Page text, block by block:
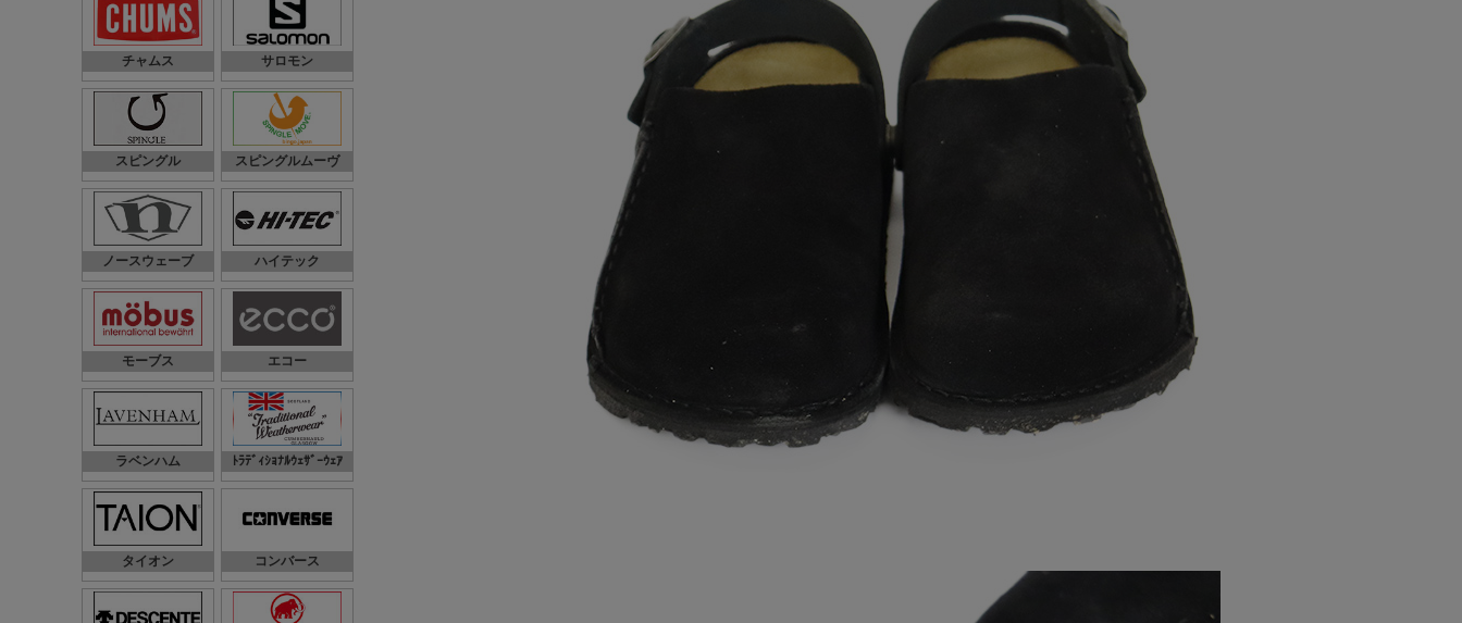
チャムス サロモン
スピングル スピングルムーヴ
ノースウェーブ ハイテック
モーブス エコー
ラベンハム ﾄﾗﾃﾞｨｼｮﾅﾙｳｪｻﾞｰｳｪｱ
タイオン コンバース